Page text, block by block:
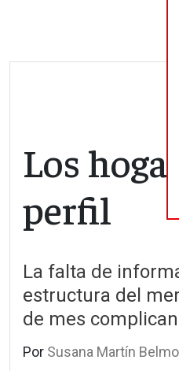
Los
perfil
La falta de
estructura del
de mes
Por Susana Martín